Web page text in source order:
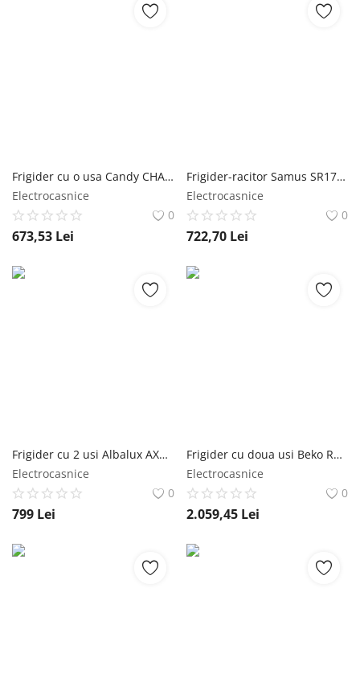
Frigider cu o usa Candy CHASD4385EBC, 90 l, Clasa E, H 85 cm, Negru Candy
Electrocasnice
0
673,53 Lei
Frigider-racitor Samus SR177E, 131 L, Clasa E, dezgheare automat, Alb Samus
Electrocasnice
0
722,70 Lei
Frigider cu 2 usi Albalux AXDF293E, 204 L, Clasa energetica E, Termostat reglabil, Dezghetare automata frigider, H 143 cm, Alb Albalux
Electrocasnice
0
799 Lei
Frigider cu doua usi Beko RDNE350K40XBN, 313 l, NeoFrost Dual Cooling, HarvestFresh Compresor ProSmart Inverter, Clasa E, H 172 cm, Metal Look Beko
Electrocasnice
0
2.059,45 Lei